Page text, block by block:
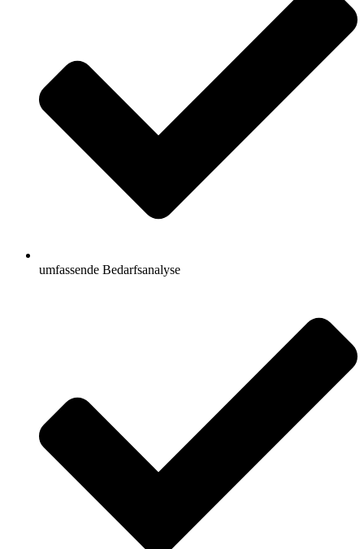
umfassende Bedarfsanalyse